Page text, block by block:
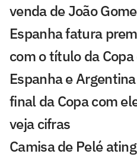
venda de João
Espanha fatura
com o título da
Espanha e
final da Copa com
veja cifras
Camisa de Pelé